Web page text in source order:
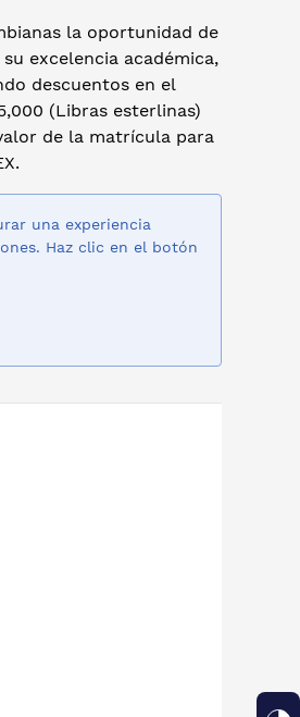
la oportunidad de
excelencia académica,
descuentos en el
(Libras esterlinas)
de la matrícula para
una experiencia
Haz clic en el botón